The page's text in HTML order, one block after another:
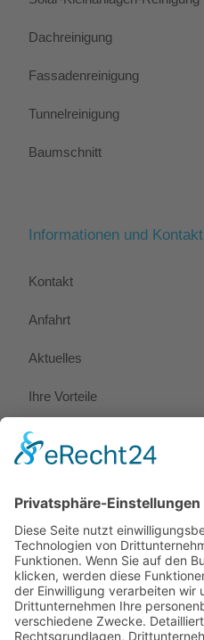
Dachreinigung
Fassadenreinigung
Tunnelreinigung
Baumschnitt
Informationen und Kontakt
Kontakt
Anfahrt
Aktuelles
Ihre Vorteile
Referenzen
Stellenangebote
Rechtliches